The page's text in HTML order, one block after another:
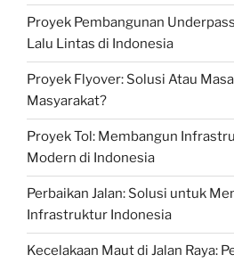
Proyek Pembangunan
Lalu Lintas di Indonesia
Proyek Flyover: Solusi Atau
Masyarakat?
Proyek Tol: Membangun
Modern di Indonesia
Perbaikan Jalan: Solusi untuk
Infrastruktur Indonesia
Kecelakaan Maut di Jalan Raya: